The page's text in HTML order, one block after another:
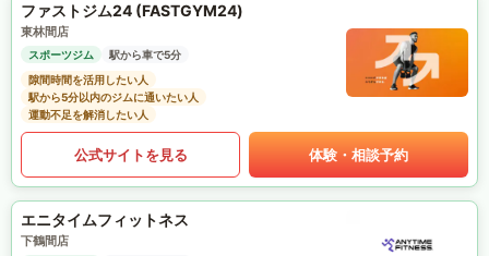
ファストジム24 (FASTGYM24)
東林間店
スポーツジム
駅から車で5分
隙間時間を活用したい人
駅から5分以内のジムに通いたい人
運動不足を解消したい人
公式サイトを見る 体験・相談予約
エニタイムフィットネス
下鶴間店